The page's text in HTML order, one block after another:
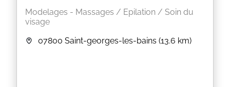
Modelages - Massages / Epilation / Soin du
visage
07800 Saint-georges-les-bains (13.6 km)